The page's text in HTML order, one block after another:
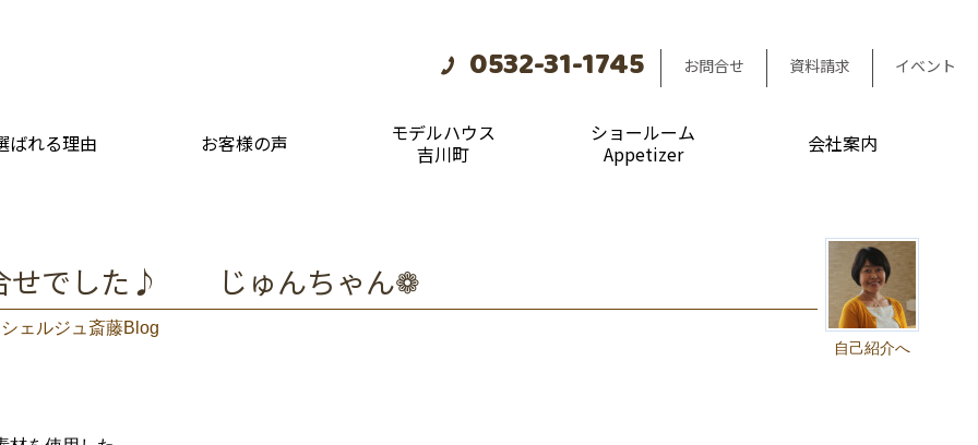
0532-31-1745 お問合せ 資料請求 イベント
ばれる理由 お客様の声
モデルハウス
吉川町
ショールーム
Appetizer
会社案内
自己紹介へ
せでした♪ じゅんちゃん❁
ェルジュ斎藤Blog